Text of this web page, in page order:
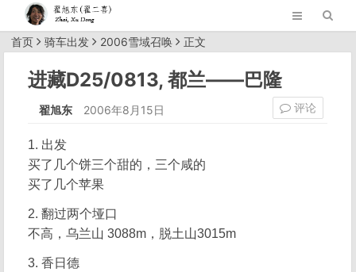
首页 骑车出发 2006雪域召唤 正文
进藏D25/0813, 都兰——巴隆
翟旭东 2006年8月15日 评论
1. 出发
买了几个饼三个甜的，三个咸的
买了几个苹果
2. 翻过两个垭口
不高，乌兰山 3088m，脱土山3015m
3. 香日德